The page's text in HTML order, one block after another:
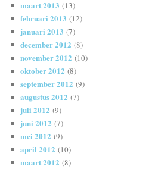
maart 2013 (13)
februari 2013 (12)
januari 2013 (7)
december 2012 (8)
november 2012 (10)
oktober 2012 (8)
september 2012 (9)
augustus 2012 (7)
juli 2012 (9)
juni 2012 (7)
mei 2012 (9)
april 2012 (10)
maart 2012 (8)